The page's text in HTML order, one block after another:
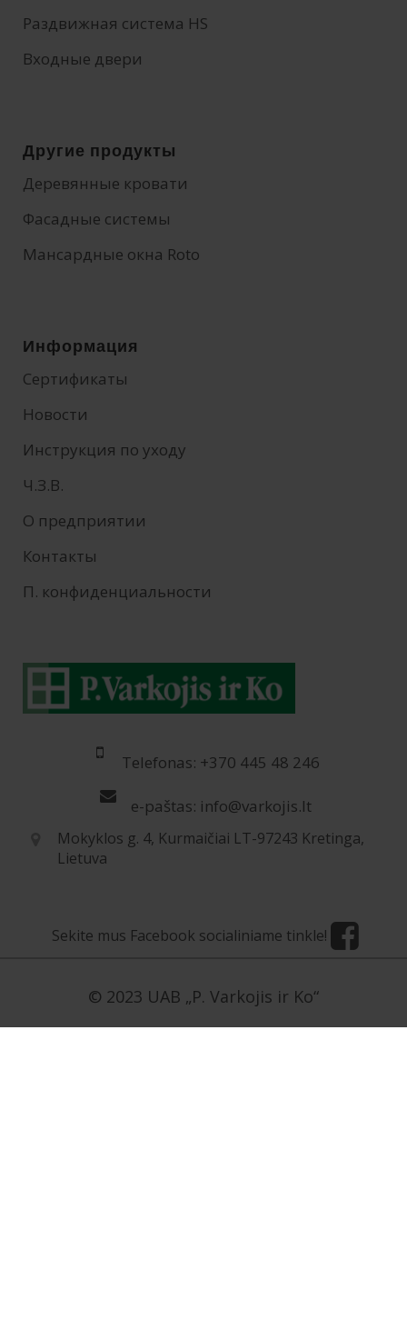
Раздвижная система HS
Входные двери
Другие продукты
Деревянные кровати
Фасадные системы
Мансардные окна Roto
Информация
Сертификаты
Новости
Инструкция по уходу
Ч.З.В.
О предприятии
Контакты
П. конфиденциальности
Telefonas: +370 445 48 246
e-paštas: info@varkojis.lt
Mokyklos g. 4, Kurmaičiai LT-97243 Kretinga,
Lietuva
Sekite mus Facebook socialiniame tinkle!
© 2023 UAB „P. Varkojis ir Ko“